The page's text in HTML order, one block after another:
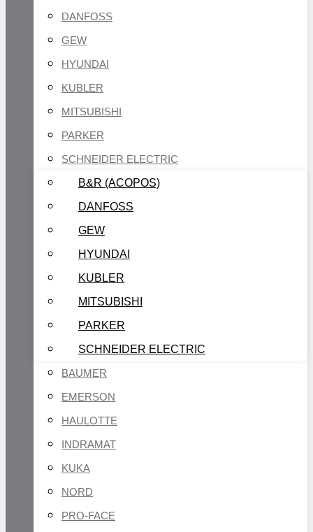
DANFOSS
GEW
HYUNDAI
KUBLER
MITSUBISHI
PARKER
SCHNEIDER ELECTRIC
B&R (ACOPOS)
DANFOSS
GEW
HYUNDAI
KUBLER
MITSUBISHI
PARKER
SCHNEIDER ELECTRIC
BAUMER
EMERSON
HAULOTTE
INDRAMAT
KUKA
NORD
PRO-FACE